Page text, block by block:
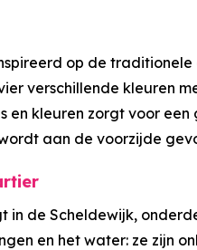
op de
verschillende kleuren
en kleuren zorgt voor
aan de voorzijde
in de Scheldewijk,
en het water: ze zijn